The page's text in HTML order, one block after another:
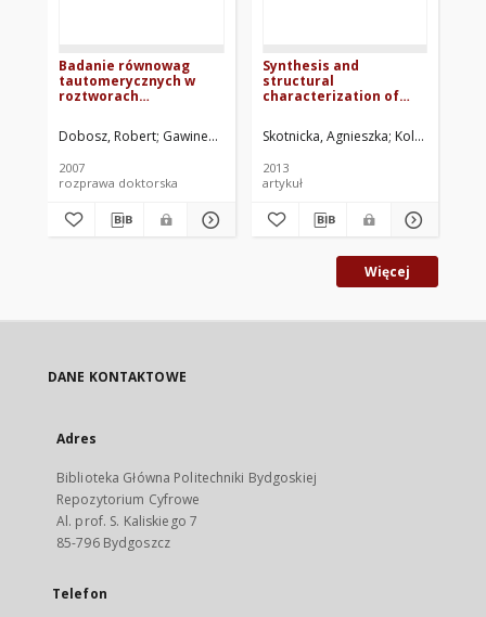
Badanie równowag
tautomerycznych w
roztworach
pochodnych 2-
metylopirydyny i jej
Dobosz, Robert Gawinecki, Ryszard. Promotor
2007
rozprawa doktorska
Synthesis and
structural
characterization of
phenacylbenzoxazoles
Skotnicka, Agnieszka Kolehmainen,
2013
artykuł
Więcej
DANE KONTAKTOWE
Adres
Biblioteka Główna Politechniki Bydgoskiej
Repozytorium Cyfrowe
Al. prof. S. Kaliskiego 7
85-796 Bydgoszcz
Telefon